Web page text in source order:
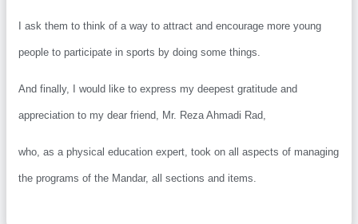
I ask them to think of a way to attract and encourage more young
people to participate in sports by doing some things.
And finally, I would like to express my deepest gratitude and
appreciation to my dear friend, Mr. Reza Ahmadi Rad,
who, as a physical education expert, took on all aspects of
the programs of the Mandar, all sections and items.